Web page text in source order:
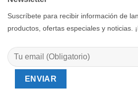
Suscríbete para recibir información de
productos, ofertas especiales y noticias. ¡